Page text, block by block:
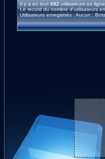
Il y a en tout 682 utilisateurs en
Le record du nombre d'utilisateurs
Utilisateurs enregistrés : Aucun ;